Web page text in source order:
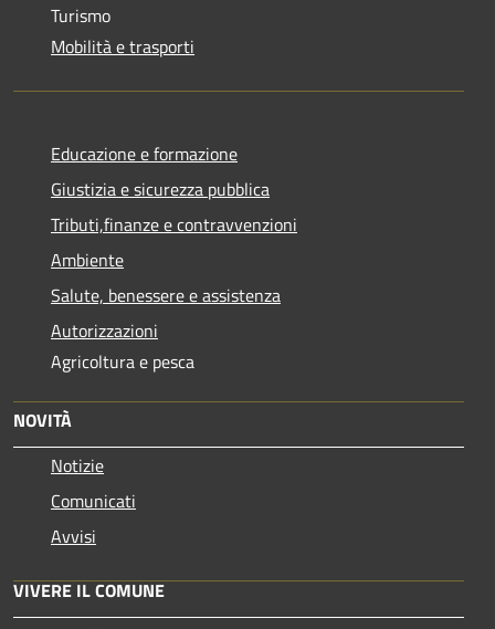
Turismo
Mobilità e trasporti
Educazione e formazione
Giustizia e sicurezza pubblica
Tributi,finanze e contravvenzioni
Ambiente
Salute, benessere e assistenza
Autorizzazioni
Agricoltura e pesca
NOVITÀ
Notizie
Comunicati
Avvisi
VIVERE IL COMUNE